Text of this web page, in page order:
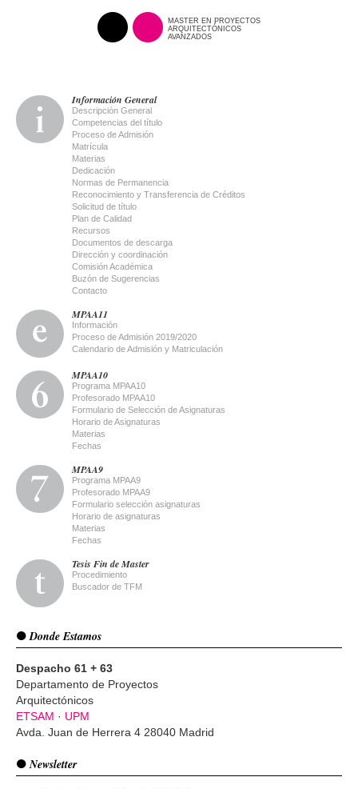
MASTER EN PROYECTOS
ARQUITECTÓNICOS
AVANZADOS
Información General
Descripción General
Competencias del título
Proceso de Admisión
Matrícula
Materias
Dedicación
Normas de Permanencia
Reconocimiento y Transferencia de Créditos
Solicitud de título
Plan de Calidad
Recursos
Documentos de descarga
Dirección y coordinación
Comisión Académica
Buzón de Sugerencias
Contacto
MPAA11
Información
Proceso de Admisión 2019/2020
Calendario de Admisión y Matriculación
MPAA10
Programa MPAA10
Profesorado MPAA10
Formulario de Selección de Asignaturas
Horario de Asignaturas
Materias
Fechas
MPAA9
Programa MPAA9
Profesorado MPAA9
Formulario selección asignaturas
Horario de asignaturas
Materias
Fechas
Tesis Fin de Master
Procedimiento
Buscador de TFM
Donde Estamos
Despacho 61 + 63
Departamento de Proyectos
Arquitectónicos
ETSAM · UPM
Avda. Juan de Herrera 4 28040 Madrid
Newsletter